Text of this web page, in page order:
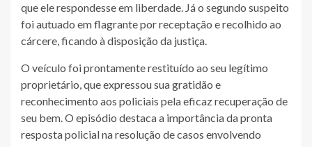
que ele respondesse em liberdade. Já o segundo suspeito
foi autuado em flagrante por receptação e recolhido ao
cárcere, ficando à disposição da justiça.
O veículo foi prontamente restituído ao seu legítimo
proprietário, que expressou sua gratidão e
reconhecimento aos policiais pela eficaz recuperação de
seu bem. O episódio destaca a importância da pronta
resposta policial na resolução de casos envolvendo